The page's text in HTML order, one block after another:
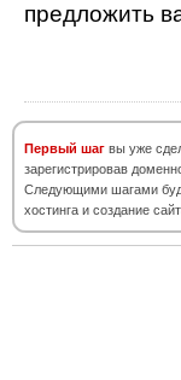
предложить
Первый шаг вы уже
зарегистрировав
Следующими шагами
хостинга и создание